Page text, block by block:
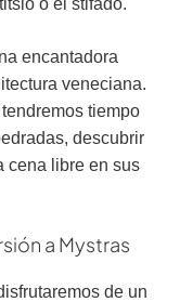
encantadora
veneciana.
tiempo
descubrir
cena libre en sus
a Mystras
de un